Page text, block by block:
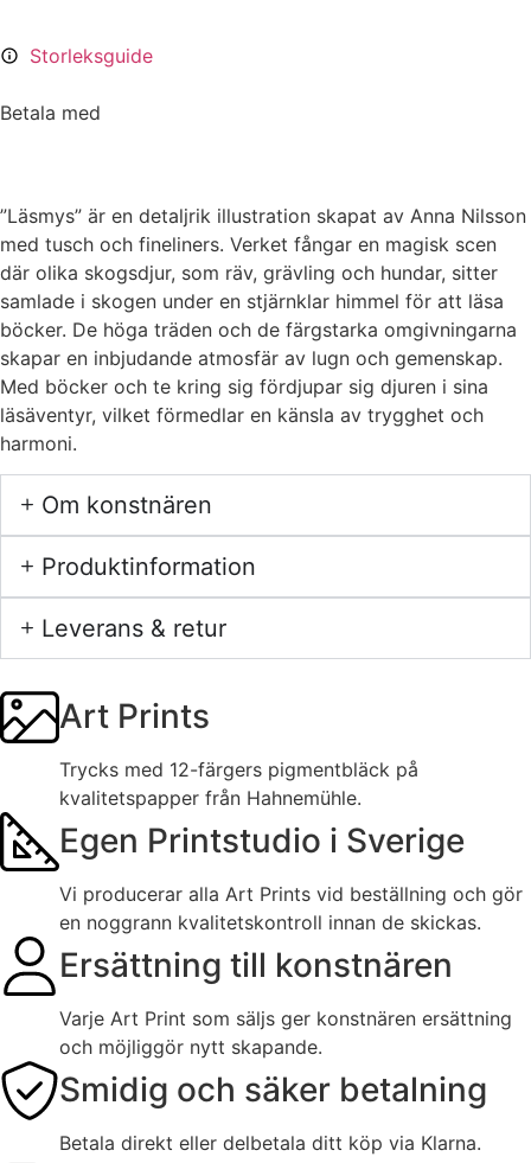
Storleksguide
Betala med
”Läsmys” är en detaljrik illustration skapat av Anna Nilsson
med tusch och fineliners. Verket fångar en magisk scen
där olika skogsdjur, som räv, grävling och hundar, sitter
samlade i skogen under en stjärnklar himmel för att läsa
böcker. De höga träden och de färgstarka omgivningarna
skapar en inbjudande atmosfär av lugn och gemenskap.
Med böcker och te kring sig fördjupar sig djuren i sina
läsäventyr, vilket förmedlar en känsla av trygghet och
harmoni.
Om konstnären
Produktinformation
Leverans & retur
Art Prints
Trycks med 12-färgers pigmentbläck på
kvalitetspapper från Hahnemühle.
Egen Printstudio i Sverige
Vi producerar alla Art Prints vid beställning och gör
en noggrann kvalitetskontroll innan de skickas.
Ersättning till konstnären
Varje Art Print som säljs ger konstnären ersättning
och möjliggör nytt skapande.
Smidig och säker betalning
Betala direkt eller delbetala ditt köp via Klarna.